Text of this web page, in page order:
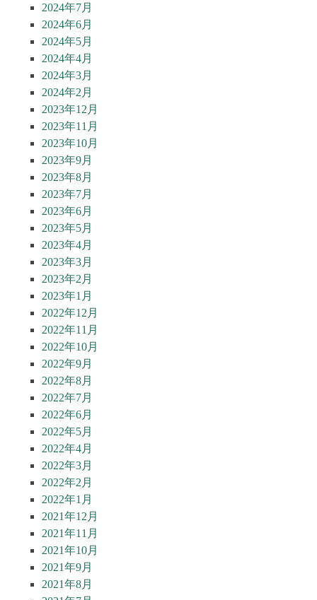
2024年7月
2024年6月
2024年5月
2024年4月
2024年3月
2024年2月
2023年12月
2023年11月
2023年10月
2023年9月
2023年8月
2023年7月
2023年6月
2023年5月
2023年4月
2023年3月
2023年2月
2023年1月
2022年12月
2022年11月
2022年10月
2022年9月
2022年8月
2022年7月
2022年6月
2022年5月
2022年4月
2022年3月
2022年2月
2022年1月
2021年12月
2021年11月
2021年10月
2021年9月
2021年8月